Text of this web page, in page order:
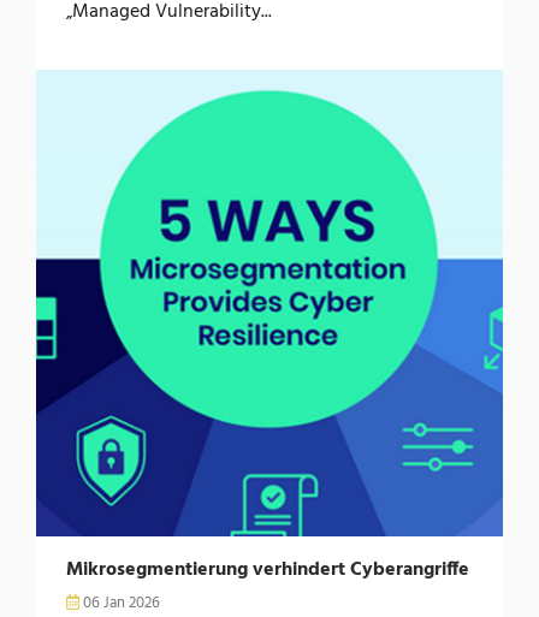
„Managed Vulnerability...
Mikrosegmentierung verhindert Cyberangriffe
06 Jan 2026